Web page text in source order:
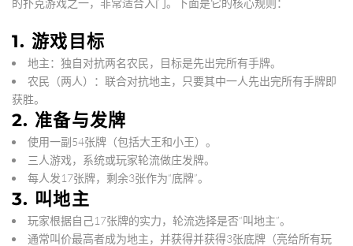
的扑克游戏之一，非常适合入门。下面是它的核心规则：
1. 游戏目标
地主：独自对抗两名农民，目标是先出完所有手牌。
农民 （两人）：联合对抗地主，只要其中一人先出完所有手牌即
获胜。
2. 准备与发牌
使用一副54张牌（包括大王和小王）。
三人游戏，系统或玩家轮流做庄发牌。
每人发17张牌，剩余3张作为“底牌”。
3. 叫地主
玩家根据自己17张牌的实力，轮流选择是否“叫地主”。
通常叫价最高者成为地主，并获得并获得3张底牌（亮给所有玩